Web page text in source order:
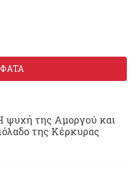
ψυχή της Αμοργού και
της Κέρκυρας